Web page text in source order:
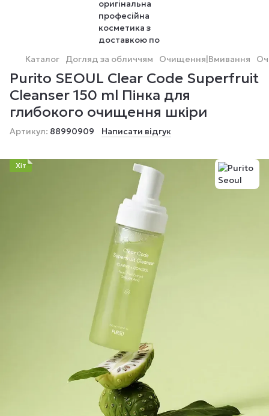
Каталог Догляд за обличчям Очищення|Вмивання
Purito SEOUL Clear Code Superfruit
Cleanser 150 ml Пінка для
глибокого очищення шкіри
Артикул: 88990909 Написати відгук
Хіт